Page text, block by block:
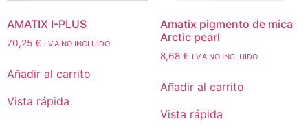
AMATIX I-PLUS
70,25 € I.V.A NO INCLUIDO
Añadir al carrito
Vista rápida
Amatix pigmento de mica
Arctic pearl
8,68 € I.V.A NO INCLUIDO
Añadir al carrito
Vista rápida